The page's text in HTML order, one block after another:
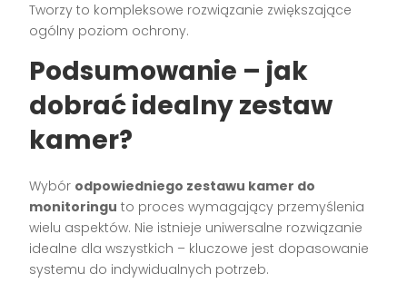
Tworzy to kompleksowe rozwiązanie zwiększające
ogólny poziom ochrony.
Podsumowanie – jak
dobrać idealny zestaw
kamer?
Wybór odpowiedniego zestawu kamer do
monitoringu to proces wymagający przemyślenia
wielu aspektów. Nie istnieje uniwersalne rozwiązanie
idealne dla wszystkich – kluczowe jest dopasowanie
systemu do indywidualnych potrzeb.